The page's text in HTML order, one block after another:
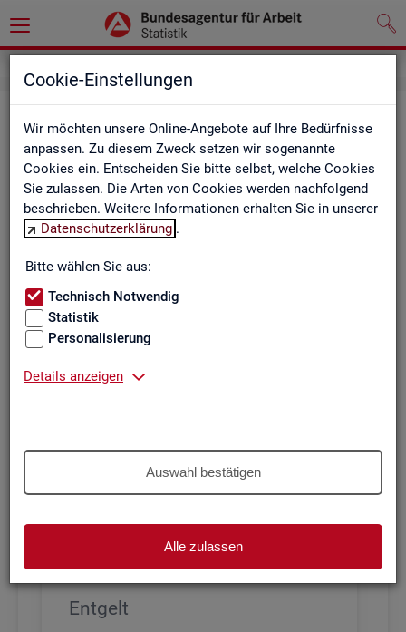
Cookie-Einstellungen
Wir möchten unsere Online-Angebote auf Ihre Bedürfnisse
anpassen. Zu diesem Zweck setzen wir sogenannte
Cookies ein. Entscheiden Sie bitte selbst, welche Cookies
Sie zulassen. Die Arten von Cookies werden nachfolgend
beschrieben. Weitere Informationen erhalten Sie in unserer
Datenschutzerklärung .
Bitte wählen Sie aus:
Technisch Notwendig
Statistik
Personalisierung
Details anzeigen
Auswahl bestätigen
Alle zulassen
Be­ru­fe auf einen Blick
Die Dia­gram­me und Ta­bel­len wer­den jähr­lich ak­tua­li­siert und
ent­hal­ten In­for­ma­tio­nen zu den The­men Be­schäf­ti­gung, Ent­
gelt, Ar­beits­lo­sig­keit, ge­mel­de­te Ar­beits­stel­len und Fach­kräf­
te­be­darf aller Be­ru­fe sowie der MINT- und In­ge­nieur­be­ru­fe dif­
fe­ren­ziert nach dem An­for­de­rungs­ni­veau (z.B. Fach­kräf­te) für
Deutsch­land, Län­der und Agen­tur­be­zir­ke
Bitte wäh­len Sie ein Thema aus
Arbeitszeit und Anforderungsniveau, sowie
den wichtigsten Branchen
Entgelt